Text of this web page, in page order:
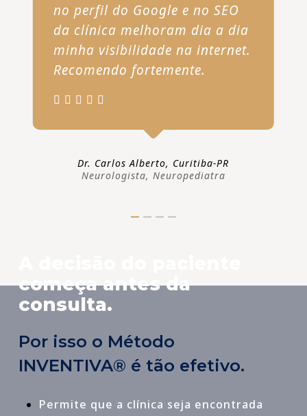
no perfil do Google e no SEO
da clínica melhoram dia a dia
minha visibilidade na internet.
Recomendo fortemente.
Dr. Carlos Alberto, Curitiba-PR
Neurologista, Neuropediatra
começa antes da
consulta.
Por isso o Método
INVENTIVA® é tão efetivo.
Permite que a clínica seja encontrada